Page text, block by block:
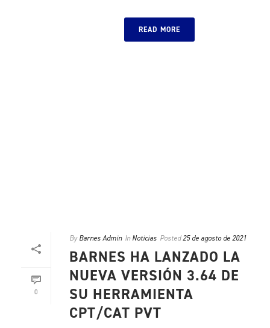
READ MORE
0
By Barnes Admin In Noticias Posted25 de agosto de 2021
BARNES HA LANZADO LA
NUEVA VERSIÓN 3.64 DE
SU HERRAMIENTA
CPT/CAT PVT